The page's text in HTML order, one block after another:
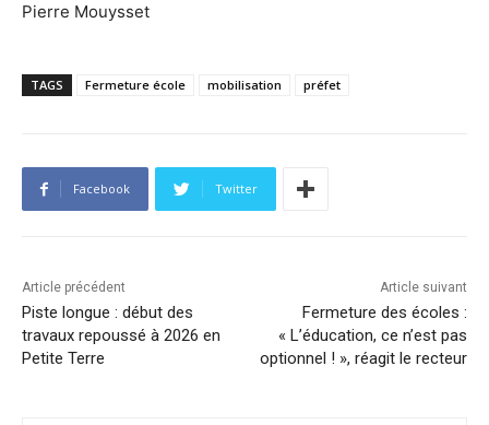
Pierre Mouysset
TAGS Fermeture école mobilisation préfet
Facebook Twitter
Article précédent
Piste longue : début des
travaux repoussé à 2026 en
Petite Terre
Article suivant
Fermeture des écoles :
« L’éducation, ce n’est pas
optionnel ! », réagit le recteur